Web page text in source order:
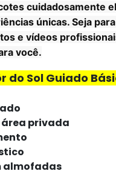
cuidadosamente
únicas. Seja
e vídeos
você.
do Sol Guiado
privada
almofadas